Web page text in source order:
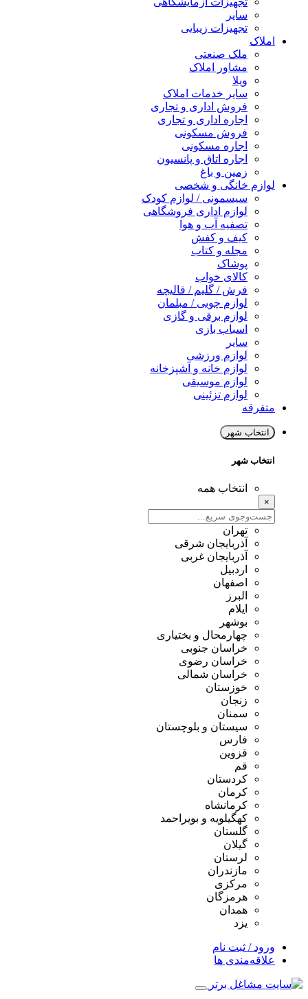
سایر
تجهیزات زیبایی
املاک
ملک صنعتی
مشاور املاک
ویلا
سایر خدمات املاک
فروش اداری و تجاری
اجاره اداری و تجاری
فروش مسکونی
اجاره مسکونی
اجاره اتاق و پانسیون
زمین و باغ
لوازم خانگی و شخصی
سیسمونی / لوازم کودک
لوازم اداری فروشگاهی
تصفیه آب و هوا
کیف و کفش
مجله و کتاب
پوشاک
کالای خواب
فرش / گلیم / قالیچه
لوازم چوبی / مبلمان
لوازم برقی و گازی
اسباب بازی
سایر
لوازم ورزشی
لوازم خانه و آشپزخانه
لوازم موسیقی
لوازم تزئینی
متفرقه
انتخاب شهر
انتخاب شهر
انتخاب همه
×
تهران
آذربایجان شرقی
آذربایجان غربی
اردبیل
اصفهان
البرز
ایلام
بوشهر
چهارمحال و بختیاری
خراسان جنوبی
خراسان رضوی
خراسان شمالی
خوزستان
زنجان
سمنان
سیستان و بلوچستان
فارس
قزوین
قم
کردستان
کرمان
کرمانشاه
کهگیلویه و بویراحمد
گلستان
گیلان
لرستان
مازندران
مرکزی
هرمزگان
همدان
یزد
ورود / ثبت نام
علاقه‌مندی ها